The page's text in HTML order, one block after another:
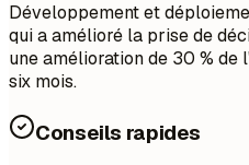
Développement et
qui a amélioré la prise de
une amélioration de 30 %
six mois.
Conseils rapides